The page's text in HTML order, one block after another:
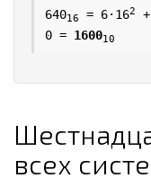
64016 = 6·162
0 = 160010
всех